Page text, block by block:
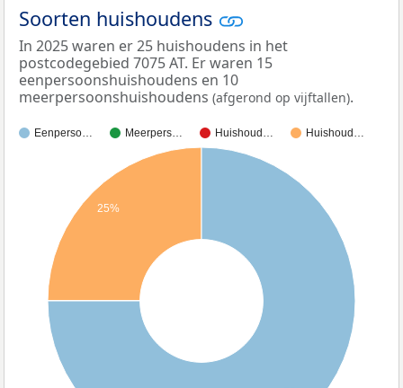
Soorten huishoudens
In 2025 waren er 25 huishoudens in het
postcodegebied 7075 AT. Er waren 15
eenpersoonshuishoudens en 10
meerpersoonshuishoudens (afgerond op vijftallen).
Eenperso… Meerpers… Huishoud… Huishoud…
25%